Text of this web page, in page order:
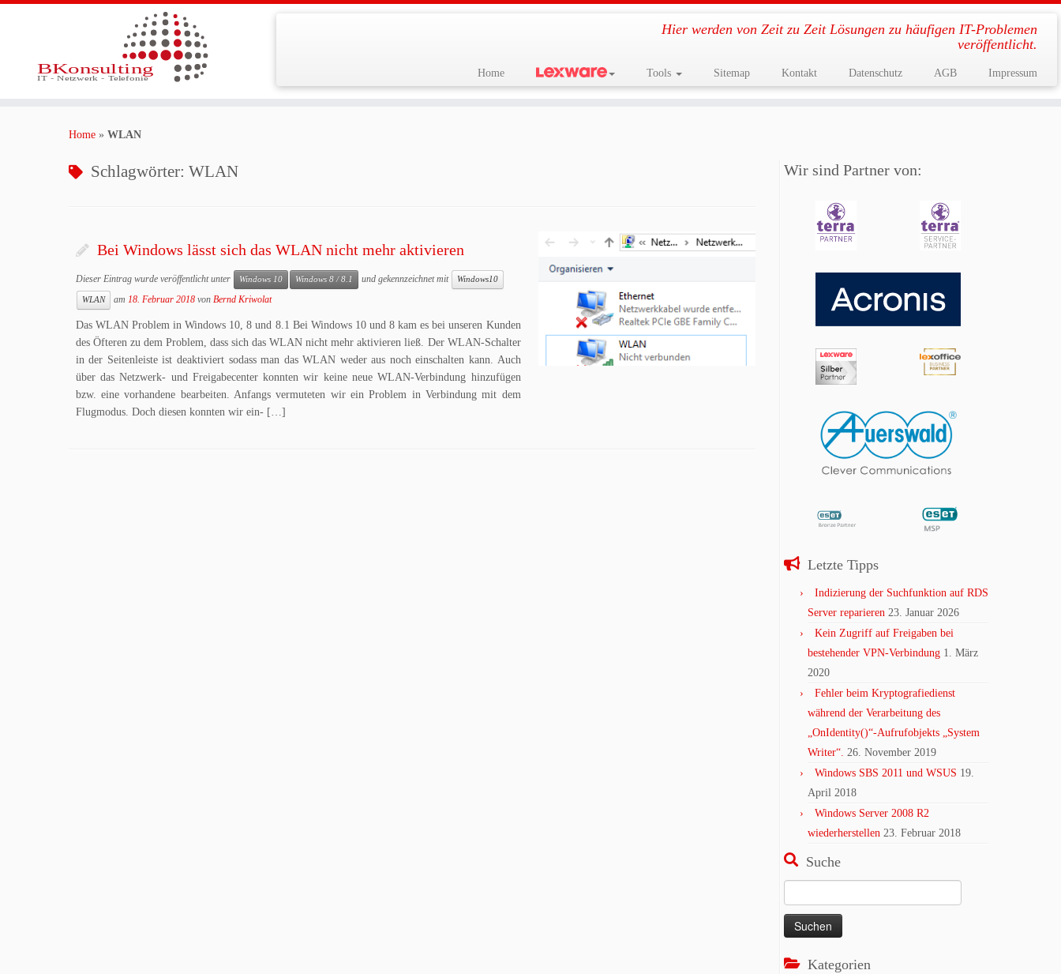
Hier werden von Zeit zu Zeit Lösungen zu häufigen IT-Problemen
veröffentlicht.
Home Tools Sitemap Kontakt Datenschutz AGB Impressum
Home » WLAN
Schlagwörter: WLAN
Bei Windows lässt sich das WLAN nicht mehr aktivieren
Dieser Eintrag wurde veröffentlicht unter Windows 10 Windows 8 / 8.1 und gekennzeichnet mit Windows10
WLAN am 18. Februar 2018 von Bernd Kriwolat
Das WLAN Problem in Windows 10, 8 und 8.1 Bei Windows 10 und 8 kam es bei unseren Kunden
des Öfteren zu dem Problem, dass sich das WLAN nicht mehr aktivieren ließ. Der WLAN-Schalter
in der Seitenleiste ist deaktiviert sodass man das WLAN weder aus noch einschalten kann. Auch
über das Netzwerk- und Freigabecenter konnten wir keine neue WLAN-Verbindung hinzufügen
bzw. eine vorhandene bearbeiten. Anfangs vermuteten wir ein Problem in Verbindung mit dem
Flugmodus. Doch diesen konnten wir ein- […]
Wir sind Partner von:
Letzte Tipps
Indizierung der Suchfunktion auf RDS
Server reparieren 23. Januar 2026
Kein Zugriff auf Freigaben bei
bestehender VPN-Verbindung 1. März
2020
Fehler beim Kryptografiedienst
während der Verarbeitung des
„OnIdentity()“-Aufrufobjekts „System
Writer“. 26. November 2019
Windows SBS 2011 und WSUS 19.
April 2018
Windows Server 2008 R2
wiederherstellen 23. Februar 2018
Suche
nach:
Kategorien